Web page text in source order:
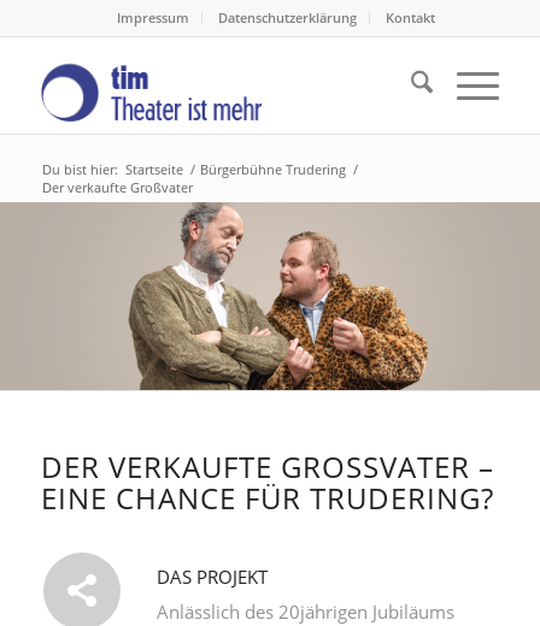
Impressum Datenschutzerklärung Kontakt
Du bist hier: Startseite / Bürgerbühne Trudering /
Der verkaufte Großvater
DER VERKAUFTE GROSSVATER – E
INE CHANCE FÜR TRUDERING?
DAS PROJEKT
Anlässlich des 20jährigen Jubiläums